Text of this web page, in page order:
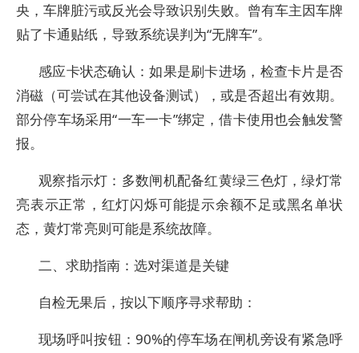
央，车牌脏污或反光会导致识别失败。曾有车主因车牌
贴了卡通贴纸，导致系统误判为“无牌车”。
感应卡状态确认：如果是刷卡进场，检查卡片是否
消磁（可尝试在其他设备测试），或是否超出有效期。
部分停车场采用“一车一卡”绑定，借卡使用也会触发警
报。
观察指示灯：多数闸机配备红黄绿三色灯，绿灯常
亮表示正常，红灯闪烁可能提示余额不足或黑名单状
态，黄灯常亮则可能是系统故障。
二、求助指南：选对渠道是关键
自检无果后，按以下顺序寻求帮助：
现场呼叫按钮：90%的停车场在闸机旁设有紧急呼